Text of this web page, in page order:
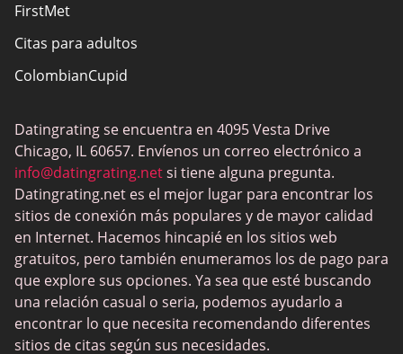
FirstMet
Citas para adultos
ColombianCupid
MeetMindful
Citas BDSM
BBPeopleMeet
Sitios Sugar Daddy
JPeopleMeet
Trans Dating
Sitios de citas para personas mayores
Datingrating se encuentra en 4095 Vesta Drive
Chicago, IL 60657. Envíenos un correo electrónico a
info@datingrating.netsi tiene alguna pregunta.
Datingrating.net es el mejor lugar para encontrar los
sitios de conexión más populares y de mayor calidad
en Internet. Hacemos hincapié en los sitios web
gratuitos, pero también enumeramos los de pago para
que explore sus opciones. Ya sea que esté buscando
una relación casual o seria, podemos ayudarlo a
encontrar lo que necesita recomendando diferentes
sitios de citas según sus necesidades.